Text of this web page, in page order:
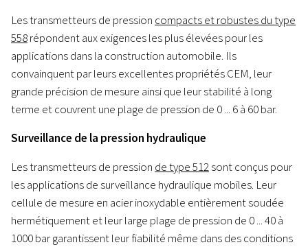
Les transmetteurs de pression compacts et robustes du type
558répondent aux exigences les plus élevées pour les
applications dans la construction automobile. Ils
convainquent par leurs excellentes propriétés CEM, leur
grande précision de mesure ainsi que leur stabilité à long
terme et couvrent une plage de pression de 0 ... 6 à 60 bar.
Surveillance de la pression hydraulique
Les transmetteurs de pression de type 512sont conçus pour
les applications de surveillance hydraulique mobiles. Leur
cellule de mesure en acier inoxydable entièrement soudée
hermétiquement et leur large plage de pression de 0 ... 40 à
1000 bar garantissent leur fiabilité même dans des conditions